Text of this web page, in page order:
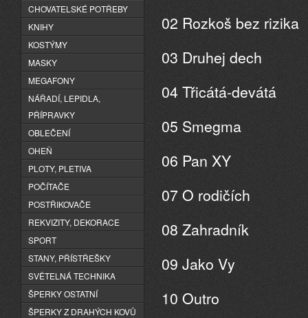
02 Rozkoš bez rizika
03 Druhej dech
04 Třicátá-devátá
05 Smegma
06 Pan XY
07 O rodičích
08 Zahradník
09 Jako Vy
10 Outro
CHOVATELSKÉ POTŘEBY
KNIHY
KOSTÝMY
MASKY
MEGAFONY
NÁŘADÍ, LEPIDLA,
PŘÍPRAVKY
OBLEČENÍ
OHEŇ
PLOTY, PLETIVA
POČÍTAČE
POSTŘIKOVAČE
REKVIZITY, DEKORACE
SPORT
STANY, PŘÍSTŘEŠKY
SVĚTELNÁ TECHNIKA
ŠPERKY OSTATNÍ
ŠPERKY Z DRAHÝCH KOVŮ